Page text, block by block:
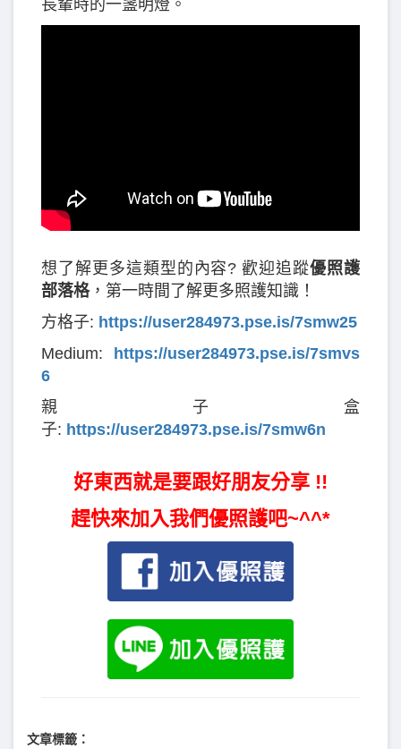
長輩時的一盞明燈。
想了解更多這類型的內容? 歡迎追蹤優照護
部落格，第一時間了解更多照護知識！
方格子: https://user284973.pse.is/7smw25
Medium:
https://user284973.pse.is/7smvs
6
親子盒
子: https://user284973.pse.is/7smw6n
好東西就是要跟好朋友分享 !!
趕快來加入我們優照護吧~^^*
文章標籤：